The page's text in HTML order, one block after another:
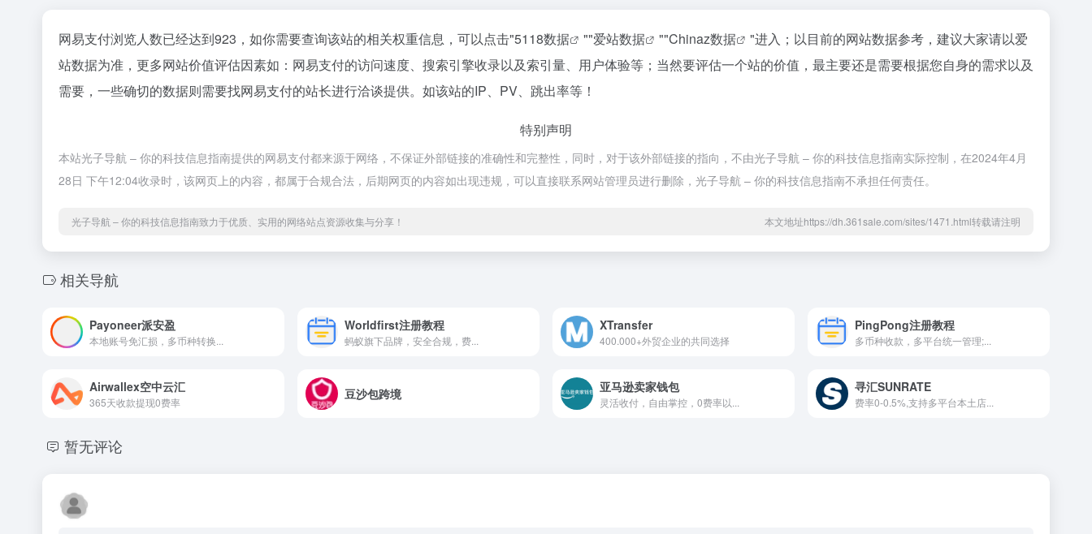
网易支付浏览人数已经达到923，如你需要查询该站的相关权重信息，可以点击"5118数据 ""爱站数据 ""Chinaz数据
"进入；以目前的网站数据参考，建议大家请以爱
站数据为准，更多网站价值评估因素如：网易支付的访问速度、搜索引擎收录以及索引量、用户体验等；当然要评估一个站的价值，最主要还是需要根据您自身的需求以及
需要，一些确切的数据则需要找网易支付的站长进行洽谈提供。如该站的IP、PV、跳出率等！
特别声明
本站光子导航 – 你的科技信息指南提供的网易支付都来源于网络，不保证外部链接的准确性和完整性，同时，对于该外部链接的指向，不由光子导航 – 你的科技信息指南实际控制，在2024年4月
28日 下午12:04收录时，该网页上的内容，都属于合规合法，后期网页的内容如出现违规，可以直接联系网站管理员进行删除，光子导航 – 你的科技信息指南不承担任何责任。
光子导航 – 你的科技信息指南致力于优质、实用的网络站点资源收集与分享！ 本文地址https://dh.361sale.com/sites/1471.html转载请注明
相关导航
Payoneer派安盈
本地账号免汇损，多币种转换...
Worldfirst注册教程
蚂蚁旗下品牌，安全合规，费...
XTransfer
400.000+外贸企业的共同选择
PingPong注册教程
多币种收款，多平台统一管理;...
Airwallex空中云汇
365天收款提现0费率
豆沙包跨境 亚马逊卖家钱包
灵活收付，自由掌控，0费率以...
寻汇SUNRATE
费率0-0.5%,支持多平台本土店...
暂无评论